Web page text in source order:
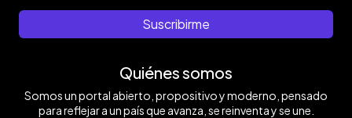
Suscribirme
Quiénes somos
Somos un portal abierto, propositivo y moderno, pensado
para reflejar a un país que avanza, se reinventa y se une.